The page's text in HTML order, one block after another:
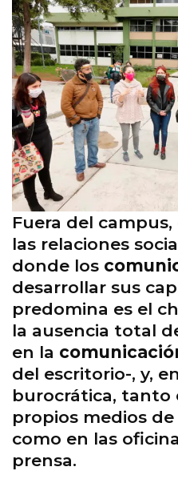
Fuera del
las relaciones
donde los
desarrollar sus
predomina es el
la ausencia total
en la
del escritorio-, y,
burocrática, tanto
propios medios de
como en las
prensa.